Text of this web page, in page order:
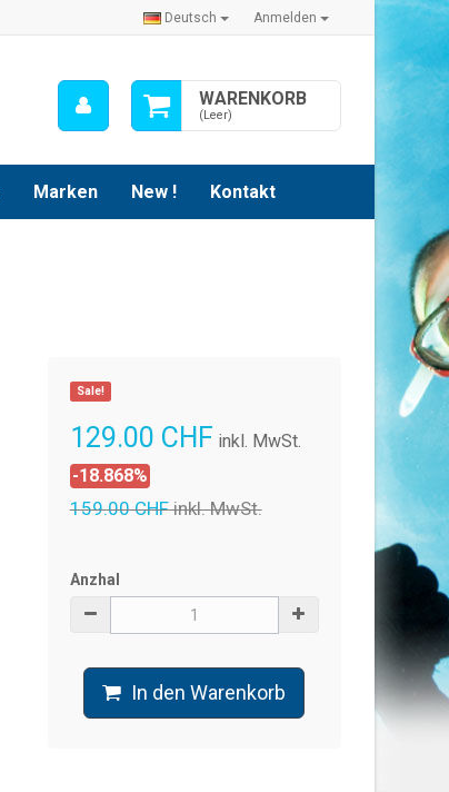
Anmelden
Deutsch
WARENKORB
(Leer)
Mein
Konto
Marken New ! Kontakt
Sale!
129.00 CHF inkl. MwSt.
-18.868%
159.00 CHFinkl. MwSt.
Anzhal
In den Warenkorb